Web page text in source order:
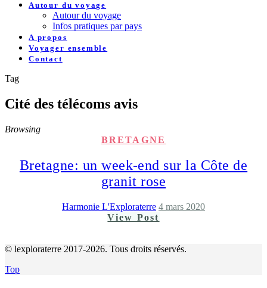
Autour du voyage
Autour du voyage
Infos pratiques par pays
A propos
Voyager ensemble
Contact
Tag
Cité des télécoms avis
Browsing
BRETAGNE
Bretagne: un week-end sur la Côte de
granit rose
Harmonie L'Exploraterre 4 mars 2020
View Post
© lexploraterre 2017-2026. Tous droits réservés.
Top